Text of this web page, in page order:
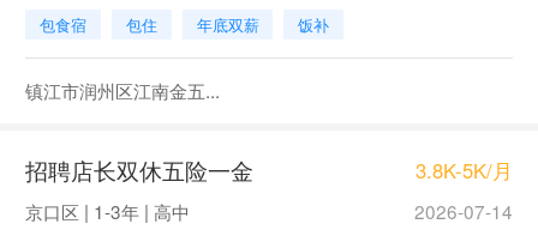
包食宿 包住 年底双薪 饭补
镇江市润州区江南金五...
招聘店长双休五险一金 3.8K-5K/月
京口区 | 1-3年 | 高中 2026-07-14